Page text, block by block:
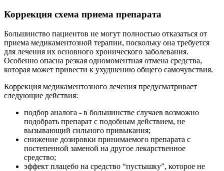
Коррекция схема приема препарата
Большинство пациентов не могут полностью отказаться от
приема медикаментозной терапии, поскольку она требуется
для лечения их основного хронического заболевания.
Особенно опасна резкая одномоментная отмена средства,
которая может привести к ухудшению общего самочувствия.
Коррекция медикаментозного лечения предусматривает
следующие действия:
подбор аналога - в большинстве случаев возможно
подобрать препарат с подобным действием, не
вызывающий сильного привыкания;
снижение дозировки принимаемого препарата с
постепенной заменой на другое лекарственное
средство;
эффект плацебо на средство “пустышку”, которое не